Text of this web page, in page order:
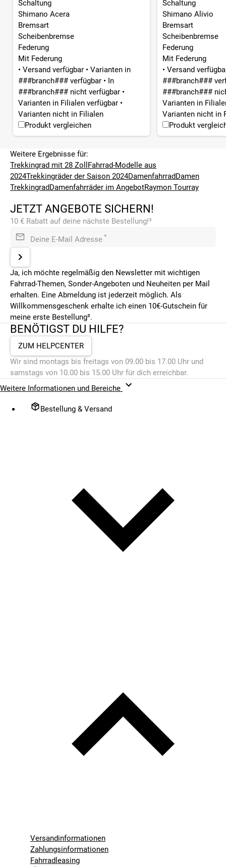
Schaltung
Shimano Acera
Bremsart
Scheibenbremse
Federung
Mit Federung
• Versand verfügbar • Varianten in
###branch### verfügbar • In
###branch### nicht verfügbar •
Varianten in Filialen verfügbar •
Varianten nicht in Filialen
Produkt vergleichen
Schaltung
Shimano Alivio
Bremsart
Scheibenbremse
Federung
Mit Federung
• Versand
###branch###
###branch###
Varianten in
Varianten nicht in
Produkt
Weitere Ergebnisse für:
Trekkingrad mit 28 Zoll Fahrrad-Modelle aus
2024Trekkingräder der Saison 2024DamenfahrradDamen
TrekkingradDamenfahrräder im AngebotRaymon Tourray
JETZT ANGEBOTE SICHERN!
10 € Rabatt auf deine nächste Bestellung!³
Deine E-Mail Adresse *
Ja, ich möchte regelmäßig den Newsletter mit wichtigen
Fahrrad-Themen, Sonder-Angeboten und Neuheiten per Mail
erhalten. Eine Abmeldung ist jederzeit möglich. Als
Willkommensgeschenk erhalte ich einen 10€-Gutschein für
meine erste Bestellung³.
BENÖTIGST DU HILFE?
ZUM HELPCENTER
Wir sind montags bis freitags von 09.00 bis 17.00 Uhr und
samstags von 10.00 bis 15.00 Uhr für dich erreichbar.
Weitere Informationen und Bereiche
Bestellung & Versand
Versandinformationen
Zahlungsinformationen
Fahrradleasing